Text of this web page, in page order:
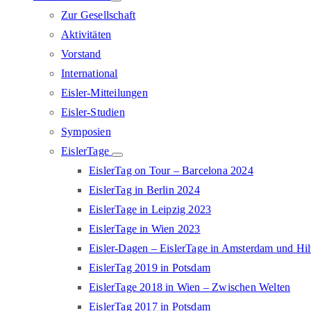
Zur Gesellschaft
Aktivitäten
Vorstand
International
Eisler-Mitteilungen
Eisler-Studien
Symposien
EislerTage
EislerTag on Tour – Barcelona 2024
EislerTag in Berlin 2024
EislerTage in Leipzig 2023
EislerTage in Wien 2023
Eisler-Dagen – EislerTage in Amsterdam und
EislerTag 2019 in Potsdam
EislerTage 2018 in Wien – Zwischen Welten
EislerTag 2017 in Potsdam